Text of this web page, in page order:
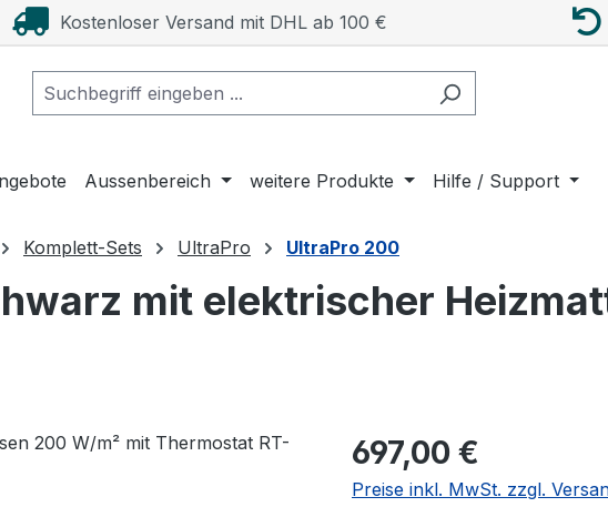
Kostenloser Versand mit DHL ab 100 €
Aussenbereich weitere Produkte Hilfe / Support
Komplett-Sets UltraPro UltraPro 200
mit elektrischer
Regulärer Preis:
697,00 €
Preise inkl. MwSt. zzgl.